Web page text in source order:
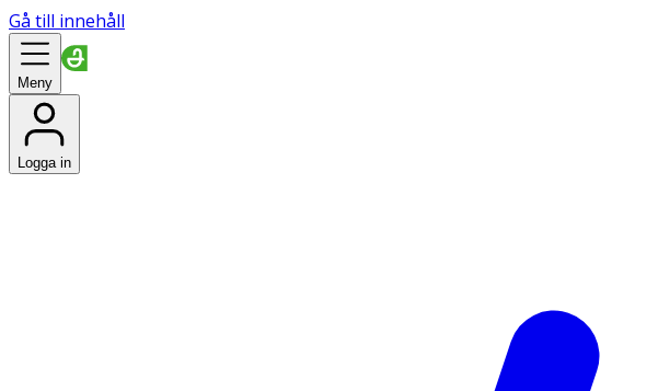
Gå till innehåll
Meny
Logga in